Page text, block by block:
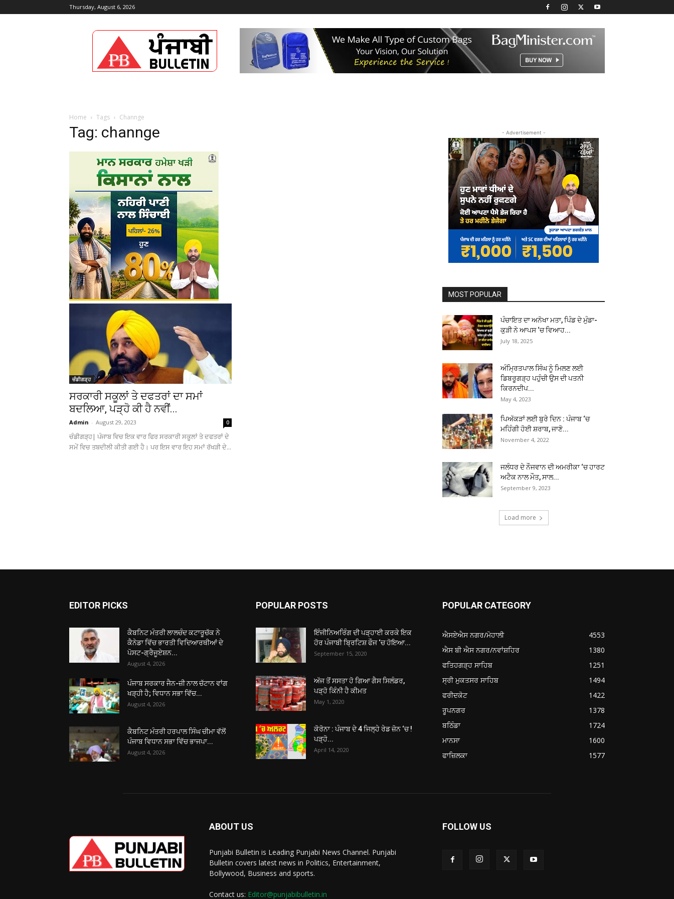
Thursday, August 6, 2026
Punjabi
Bulletin
Home Tags Channge
Tag: channge
ਚੰਡੀਗੜ੍ਹ
ਸਰਕਾਰੀ ਸਕੂਲਾਂ ਤੇ ਦਫਤਰਾਂ ਦਾ ਸਮਾਂ
ਬਦਲਿਆ, ਪੜ੍ਹੋ ਕੀ ਹੈ ਨਵੀਂ...
Admin - August 29, 2023 0
ਚੰਡੀਗੜ੍ਹ| ਪੰਜਾਬ ਵਿਚ ਇਕ ਵਾਰ ਫਿਰ ਸਰਕਾਰੀ ਸਕੂਲਾਂ ਤੇ ਦਫਤਰਾਂ ਦੇ
ਸਮੇਂ ਵਿਚ ਤਬਦੀਲੀ ਕੀਤੀ ਗਈ ਹੈ। ਪਰ ਇਸ ਵਾਰ ਇਹ ਸਮਾਂ ਰੱਖੜੀ ਦੇ...
- Advertisement -
MOST POPULAR
ਪੰਚਾਇਤ ਦਾ ਅਨੋਖਾ ਮਤਾ, ਪਿੰਡ ਦੇ ਮੁੰਡਾ-
ਕੁੜੀ ਨੇ ਆਪਸ ‘ਚ ਵਿਆਹ...
July 18, 2025
ਅੰਮ੍ਰਿਤਪਾਲ ਸਿੰਘ ਨੂੰ ਮਿਲਣ ਲਈ
ਡਿਬਰੂਗੜ੍ਹ ਪਹੁੰਚੀ ਉਸ ਦੀ ਪਤਨੀ
ਕਿਰਨਦੀਪ...
May 4, 2023
ਪਿਅੱਕੜਾਂ ਲਈ ਬੁਰੇ ਦਿਨ : ਪੰਜਾਬ ‘ਚ
ਮਹਿੰਗੀ ਹੋਈ ਸ਼ਰਾਬ, ਜਾਣੋ...
November 4, 2022
ਜਲੰਧਰ ਦੇ ਨੌਜਵਾਨ ਦੀ ਅਮਰੀਕਾ ‘ਚ ਹਾਰਟ
ਅਟੈਕ ਨਾਲ ਮੌਤ, ਸਾਲ...
September 9, 2023
Load more
EDITOR PICKS
ਕੈਬਨਿਟ ਮੰਤਰੀ ਲਾਲਚੰਦ ਕਟਾਰੂਚੱਕ ਨੇ
ਕੈਨੇਡਾ ਵਿੱਚ ਭਾਰਤੀ ਵਿਦਿਆਰਥੀਆਂ ਦੇ
ਪੋਸਟ-ਗ੍ਰੈਜੂਏਸ਼ਨ...
August 4, 2026
ਪੰਜਾਬ ਸਰਕਾਰ ਜੈਨ-ਜ਼ੀ ਨਾਲ ਚੱਟਾਨ ਵਾਂਗ
ਖੜ੍ਹੀ ਹੈ; ਵਿਧਾਨ ਸਭਾ ਵਿੱਚ...
August 4, 2026
ਕੈਬਨਿਟ ਮੰਤਰੀ ਹਰਪਾਲ ਸਿੰਘ ਚੀਮਾ ਵੱਲੋਂ
ਪੰਜਾਬ ਵਿਧਾਨ ਸਭਾ ਵਿੱਚ ਭਾਜਪਾ...
August 4, 2026
POPULAR POSTS
ਇੰਜੀਨਿਅਰਿੰਗ ਦੀ ਪੜ੍ਹਾਈ ਕਰਕੇ ਇਕ
ਹੋਰ ਪੰਜਾਬੀ ਬ੍ਰਿਟਿਸ਼ ਫੌਜ ‘ਚ ਹੋਇਆ...
September 15, 2020
ਅੱਜ ਤੋਂ ਸਸਤਾ ਹੋ ਗਿਆ ਗੈਸ ਸਿਲੰਡਰ,
ਪੜ੍ਹੋ ਕਿੰਨੀ ਹੈ ਕੀਮਤ
May 1, 2020
ਕੋਰੋਨਾ : ਪੰਜਾਬ ਦੇ 4 ਜਿਲ੍ਹੇ ਰੇਡ ਜ਼ੋਨ ‘ਚ !
ਪੜ੍ਹੋ...
April 14, 2020
POPULAR CATEGORY
ਐਸਏਐਸ ਨਗਰ/ਮੋਹਾਲੀ
4553
ਐਸ ਬੀ ਐਸ ਨਗਰ/ਨਵਾਂਸ਼ਹਿਰ
1380
ਫਤਿਹਗੜ੍ਹ ਸਾਹਿਬ
1251
ਸ੍ਰੀ ਮੁਕਤਸਰ ਸਾਹਿਬ
1494
ਫਰੀਦਕੋਟ
1422
ਰੂਪਨਗਰ
1378
ਬਠਿੰਡਾ
1724
ਮਾਨਸਾ
1600
ਫਾਜ਼ਿਲਕਾ
1577
ABOUT US
Punjabi Bulletin is Leading Punjabi News Channel. Punjabi
Bulletin covers latest news in Politics, Entertainment,
Bollywood, Business and sports.
Contact us: Editor@punjabibulletin.in
FOLLOW US